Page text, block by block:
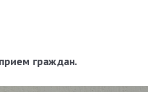
граждан.